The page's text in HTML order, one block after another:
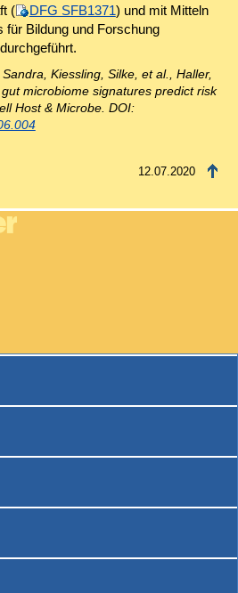
(
DFG SFB1371) und mit Mitteln
Bildung und Forschung
Kiessling, Silke, et al., Haller,
microbiome signatures predict risk
Host & Microbe. DOI:
12.07.2020